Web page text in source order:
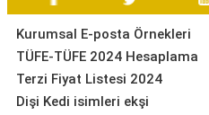
Kurumsal E-posta Örnekleri
TÜFE-TÜFE 2024 Hesaplama
Terzi Fiyat Listesi 2024
Dişi Kedi isimleri ekşi